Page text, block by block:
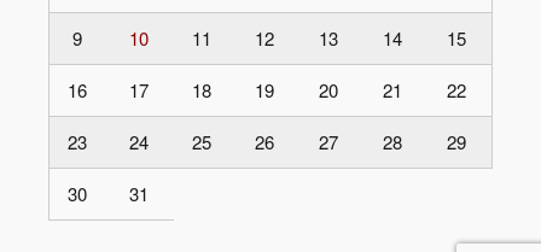
9 10 11 12 13 14 15
16 17 18 19 20 21 22
23 24 25 26 27 28 29
30 31